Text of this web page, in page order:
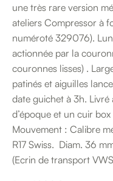
une très rare version
ateliers Compressor à
numéroté 329076).
actionnée par la
couronnes lisses) .
patinés et aiguilles
date guichet à 3h.
d’époque et un cuir
Mouvement : Calibre
R17 Swiss. Diam. 36
(Ecrin de transport